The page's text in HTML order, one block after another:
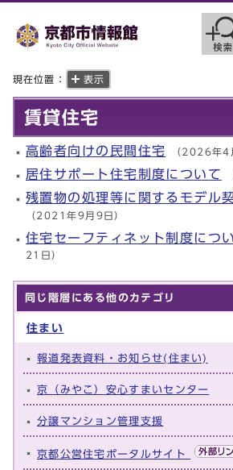
現在位置： 表示
賃貸住宅
高齢者向けの民間住宅 （2026年4
居住サポート住宅制度について
残置物の処理等に関するモデル
（2021年9月9日）
住宅セーフティネット制度につ
21日）
同じ階層にある他のカテゴリ
住まい
報道発表資料・お知らせ(住まい)
京（みやこ）安心すまいセンター
分譲マンション管理支援
京都公営住宅ポータルサイト